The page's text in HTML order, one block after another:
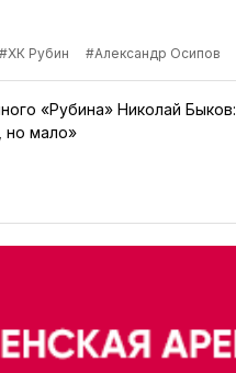
#ХК Рубин #Александр Осипов
«Рубина» Николай Быков:
но мало»